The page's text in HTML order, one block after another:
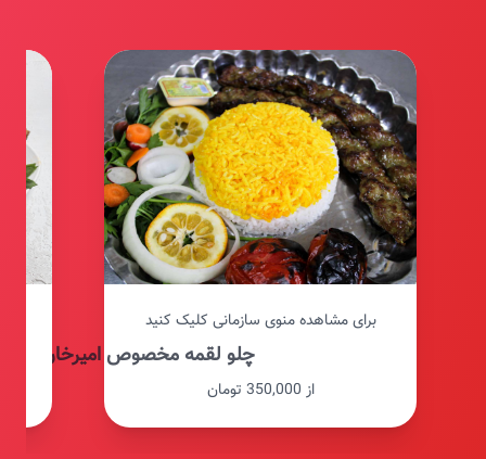
برای مشاهده منوی سازمانی کلیک کنید
چلو لقمه مخصوص امیرخان